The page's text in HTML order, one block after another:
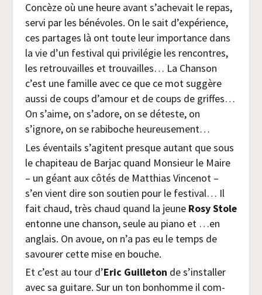
Concèze où une heure avant s’achevait le repas,
ser­vi par les béné­voles. On le sait d’expérience,
ces par­tages là ont toute leur impor­tance dans
la vie d’un fes­ti­val qui pri­vi­lé­gie les ren­contres,
les retrou­vailles et trou­vailles… La Chan­son
c’est une famille avec ce que ce mot sug­gère
aus­si de coups d’amour et de coups de griffes…
On s’aime, on s’adore, on se déteste, on
s’ignore, on se rabi­boche heureusement…
Les éven­tails s’a­gitent presque autant que sous
le cha­pi­teau de Bar­jac quand Mon­sieur le Maire
– un géant aux côtés de Mat­thias Vin­ce­not –
s’en vient dire son sou­tien pour le fes­ti­val… Il
fait chaud, très chaud quand la jeune Rosy Stole
entonne une chan­son, seule au pia­no et …en
anglais. On avoue, on n’a pas eu le temps de
savou­rer cette mise en bouche.
Et c’est au tour d’Eric Guille­ton de s’installer
avec sa gui­tare. Sur un ton bon­homme il com­